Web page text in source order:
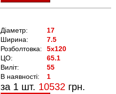
Діаметр:
17
Ширина:
7.5
Розболтовка:
5x120
ЦО:
65.1
Виліт:
55
В наявності:
1
за 1 шт. 10532 грн.